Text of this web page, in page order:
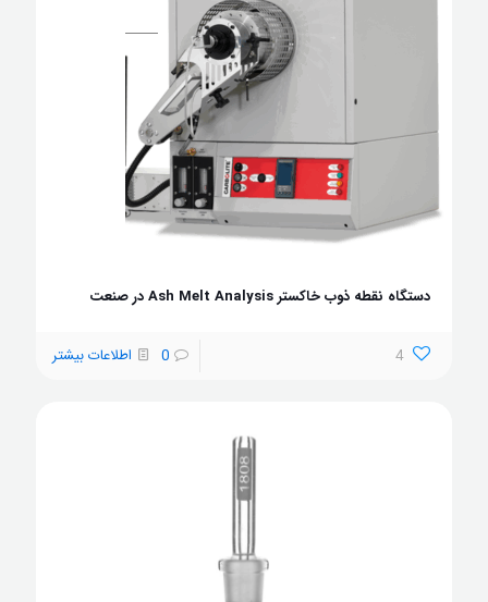
دستگاه نقطه ذوب خاکستر Ash Melt Analysis در صنعت
4
0 اطلاعات بیشتر